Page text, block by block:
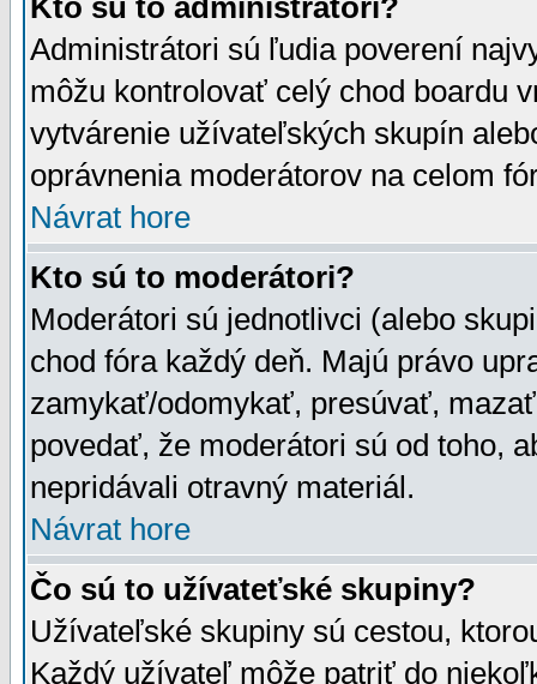
Kto sú to administrátori?
Administrátori sú ľudia poverení
môžu kontrolovať celý chod boardu
vytvárenie užívateľských skupín
oprávnenia moderátorov na celom
Návrat hore
Kto sú to moderátori?
Moderátori sú jednotlivci (alebo
chod fóra každý deň. Majú právo
zamykať/odomykať, presúvať,
povedať, že moderátori sú od toho,
nepridávali otravný materiál.
Návrat hore
Čo sú to užívateťské skupiny?
Užívateľské skupiny sú cestou,
Každý užívateľ môže patriť do